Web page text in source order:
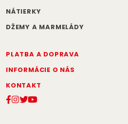
NÁTIERKY
DŽEMY A MARMELÁDY
PLATBA A DOPRAVA
INFORMÁCIE O NÁS
KONTAKT